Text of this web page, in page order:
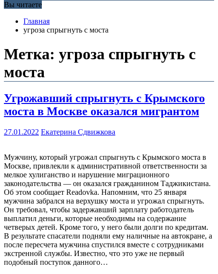
Вы читаете
Главная
угроза спрыгнуть с моста
Метка: угроза спрыгнуть с
моста
Угрожавший спрыгнуть с Крымского
моста в Москве оказался мигрантом
27.01.2022 Екатерина Сдвижкова
Мужчину, который угрожал спрыгнуть с Крымского моста в
Москве, привлекли к административной ответственности за
мелкое хулиганство и нарушение миграционного
законодательства — он оказался гражданином Таджикистана.
Об этом сообщает Readovka. Напомним, что 25 января
мужчина забрался на верхушку моста и угрожал спрыгнуть.
Он требовал, чтобы задержавший зарплату работодатель
выплатил деньги, которые необходимы на содержание
четверых детей. Кроме того, у него были долги по кредитам.
В результате спасатели подняли ему наличные на автокране, а
после пересчета мужчина спустился вместе с сотрудниками
экстренной службы. Известно, что это уже не первый
подобный поступок данного…